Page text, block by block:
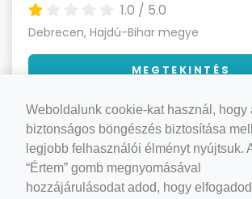
Weboldalunk cookie-kat használ, hogy
biztonságos böngészés biztosítása
legjobb felhasználói élményt nyújtsuk.
“Értem” gomb megnyomásával
hozzájárulásodat adod, hogy
1.0 / 5.0
Debrecen, Hajdú-Bihar megye
MEGTEKINTÉS
Meghívókészítés, kreatív szakember